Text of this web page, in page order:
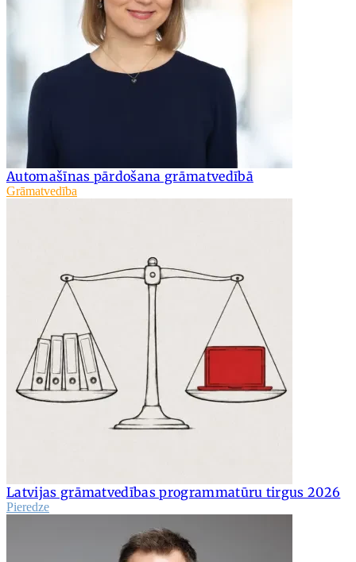
Automašīnas pārdošana grāmatvedībā
Grāmatvedība
Latvijas grāmatvedības programmatūru tirgus 2026
Pieredze